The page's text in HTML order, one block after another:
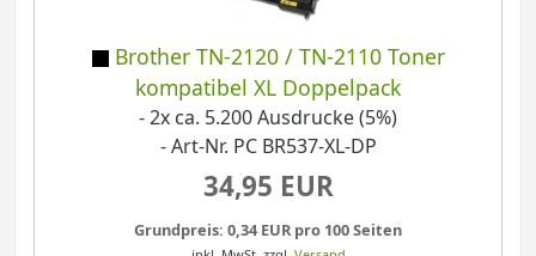
Brother TN-2120 / TN-2110 Toner
kompatibel XL Doppelpack
- 2x ca. 5.200 Ausdrucke (5%)
- Art-Nr. PC BR537-XL-DP
34,95 EUR
Grundpreis: 0,34 EUR pro 100 Seiten